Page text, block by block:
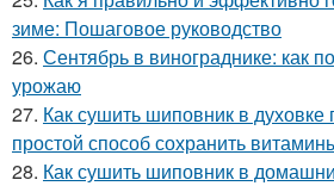
зиме: Пошаговое руководство
26. Сентябрь в винограднике: как
урожаю
27. Как сушить шиповник в духовке
простой способ сохранить
28. Как сушить шиповник в